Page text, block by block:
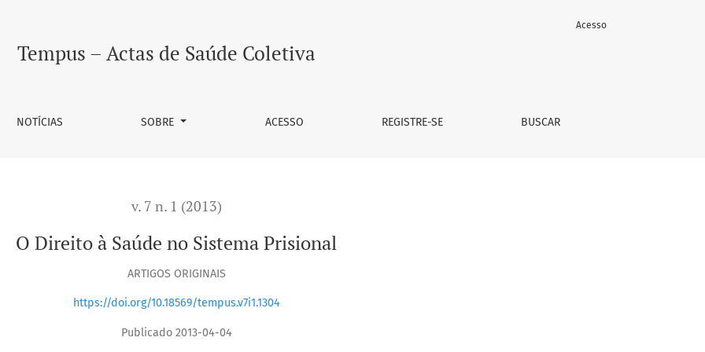
Tempus – Actas de Saúde Coletiva
NOTÍCIAS SOBRE ACESSO REGISTRE-SE BUSCAR
Acesso
v. 7 n. 1 (2013)
O Direito à Saúde no Sistema Prisional
ARTIGOS ORIGINAIS
https://doi.org/10.18569/tempus.v7i1.1304
Publicado 2013-04-04